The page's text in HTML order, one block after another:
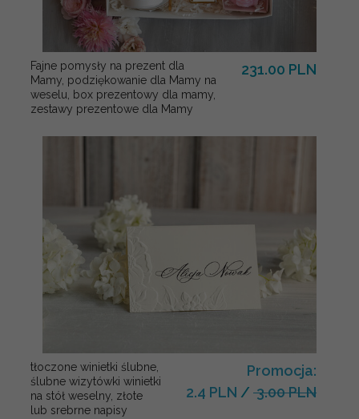
Fajne pomysły na prezent dla
Mamy, podziękowanie dla Mamy na
weselu, box prezentowy dla mamy,
zestawy prezentowe dla Mamy
231.00 PLN
tłoczone winietki ślubne,
ślubne wizytówki winietki
na stół weselny, złote
lub srebrne napisy
Promocja:
2.4 PLN / 3.00 PLN